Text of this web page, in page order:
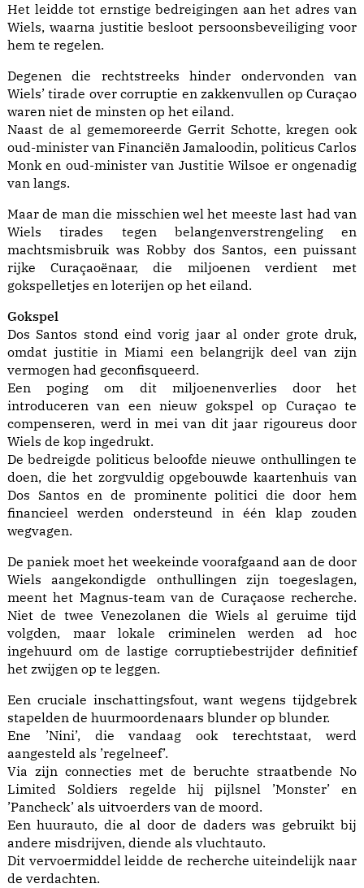
Het leidde tot ernstige bedreigingen aan het adres van
Wiels, waarna justitie besloot persoonsbeveiliging voor
hem te regelen.
Degenen die rechtstreeks hinder ondervonden van
Wiels’ tirade over corruptie en zakkenvullen op Curaçao
waren niet de minsten op het eiland.
Naast de al gememoreerde Gerrit Schotte, kregen ook
oud-minister van Financiën Jamaloodin, politicus Carlos
Monk en oud-minister van Justitie Wilsoe er ongenadig
van langs.
Maar de man die misschien wel het meeste last had van
Wiels tirades tegen belangenverstrengeling en
machtsmisbruik was Robby dos Santos, een puissant
rijke Curaçaoënaar, die miljoenen verdient met
gokspelletjes en loterijen op het eiland.
Gokspel
Dos Santos stond eind vorig jaar al onder grote druk,
omdat justitie in Miami een belangrijk deel van zijn
vermogen had geconfisqueerd.
Een poging om dit miljoenenverlies door het
introduceren van een nieuw gokspel op Curaçao te
compenseren, werd in mei van dit jaar rigoureus door
Wiels de kop ingedrukt.
De bedreigde politicus beloofde nieuwe onthullingen te
doen, die het zorgvuldig opgebouwde kaartenhuis van
Dos Santos en de prominente politici die door hem
financieel werden ondersteund in één klap zouden
wegvagen.
De paniek moet het weekeinde voorafgaand aan de door
Wiels aangekondigde onthullingen zijn toegeslagen,
meent het Magnus-team van de Curaçaose recherche.
Niet de twee Venezolanen die Wiels al geruime tijd
volgden, maar lokale criminelen werden ad hoc
ingehuurd om de lastige corruptiebestrijder definitief
het zwijgen op te leggen.
Een cruciale inschattingsfout, want wegens tijdgebrek
stapelden de huurmoordenaars blunder op blunder.
Ene ’Nini’, die vandaag ook terechtstaat, werd
aangesteld als ’regelneef’.
Via zijn connecties met de beruchte straatbende No
Limited Soldiers regelde hij pijlsnel ’Monster’ en
’Pancheck’ als uitvoerders van de moord.
Een huurauto, die al door de daders was gebruikt bij
andere misdrijven, diende als vluchtauto.
Dit vervoermiddel leidde de recherche uiteindelijk naar
de verdachten.